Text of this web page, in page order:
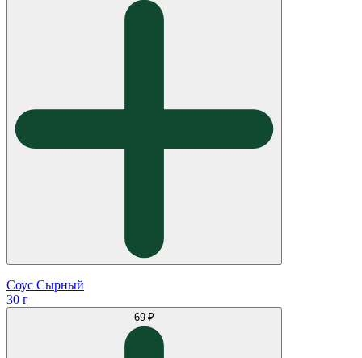
Соус Сырный
30 г
69 ₽